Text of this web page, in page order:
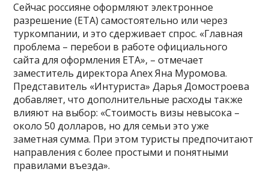
Сейчас россияне оформляют электронное
разрешение (ETA) самостоятельно или через
туркомпании, и это сдерживает спрос. «Главная
проблема – перебои в работе официального
сайта для оформления ETA», – отмечает
заместитель директора Anex Яна Муромова.
Представитель «Интуриста» Дарья Домостроева
добавляет, что дополнительные расходы также
влияют на выбор: «Стоимость визы невысока –
около 50 долларов, но для семьи это уже
заметная сумма. При этом туристы предпочитают
направления с более простыми и понятными
правилами въезда».